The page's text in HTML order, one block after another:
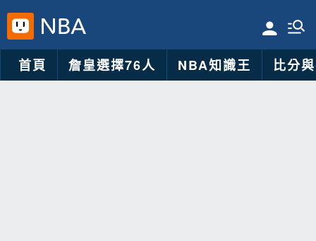
首頁 詹皇選擇76人 NBA知識王 比分